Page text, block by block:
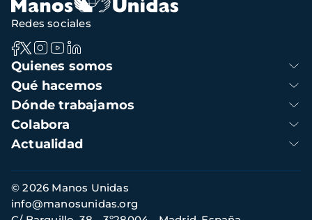
Navegación
principal
Quienes somos
Qué hacemos
Dónde trabajamos
Colabora
Actualidad
Redes sociales
Información
de
contacto
© 2026 Manos Unidas
info@manosunidas.org